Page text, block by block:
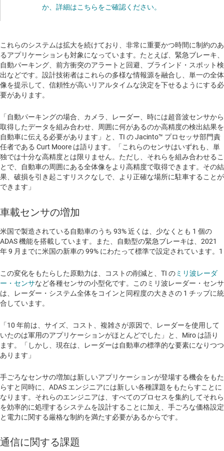
か、詳細はこちらをご確認ください。
これらのシステムは拡大を続けており、非常に重要かつ時間に制約のあ
るアプリケーションも対象になっています。たとえば、緊急ブレーキ、
自動パーキング、前方衝突のアラートと回避、ブラインド・スポット検
出などです。設計技術者はこれらの多様な情報源を融合し、単一の全体
像を提示して、信頼性が高いリアルタイムな決定を下せるようにする必
要があります。
「自動パーキングの場合、カメラ、レーダー、時には超音波センサから
取得したデータを組み合わせ、周囲に何があるのか高精度の検出結果を
自動車に伝える必要があります」と、TI の Jacinto™ プロセッサ部門責
任者である Curt Moore は語ります。「これらのセンサはいずれも、単
独では十分な高精度とは限りません。ただし、それらを組み合わせるこ
とで、自動車の周囲にある全体像をより高精度で取得できます。その結
果、破損を引き起こすリスクなしで、より正確な場所に駐車することが
できます」
車載センサの増加
米国で製造されている自動車のうち 93% 近くは、少なくとも 1 個の
ADAS 機能を搭載しています。また、自動型の緊急ブレーキは、2021
年 9 月までに米国の新車の 99% にわたって標準で設定されています。1
この変化をもたらした原動力は、コストの削減と、TI のミリ波レーダ
ー・センサなど各種センサの小型化です。このミリ波レーダー・センサ
は、レーダー・システム全体をコインと同程度の大きさの 1 チップに統
合しています。
「10 年前は、サイズ、コスト、複雑さが原因で、レーダーを使用して
いたのは軍用のアプリケーションがほとんどでした」と、Miro は語り
ます。「しかし、現在は、レーダーは自動車の標準的な要素になりつつ
あります」
手ごろなセンサの増加は新しいアプリケーションが登場する機会をもた
らすと同時に、ADAS エンジニアには新しい各種課題をもたらすことに
なります。それらのエンジニアは、すべてのプロセスを集約してそれら
を効率的に処理するシステムを設計することに加え、手ごろな価格設定
と電力に関する厳格な制約を満たす必要があるからです。
通信に関する課題